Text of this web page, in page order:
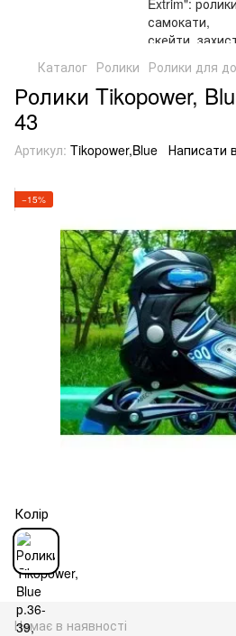
Каталог Ролики Ролики для
Ролики Tikopower,
43
Артикул: Tikopower,Blue Написати
−15%
Колір
Немає в наявності